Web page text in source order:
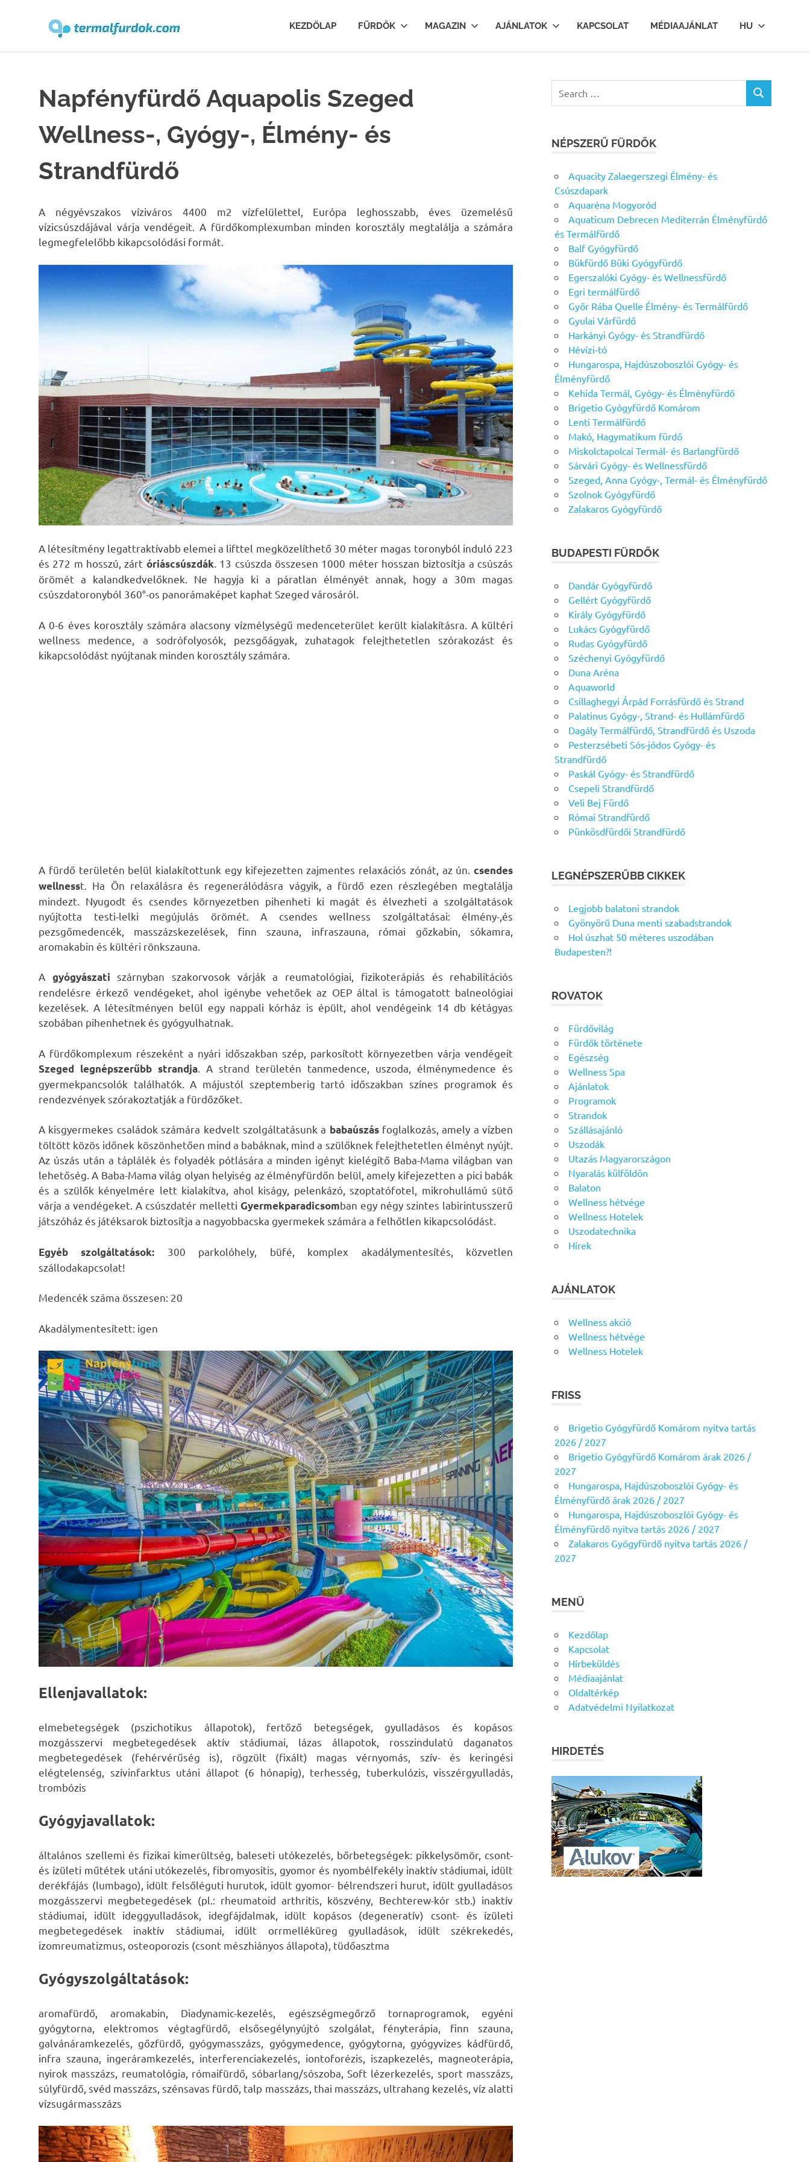
Termalfurdok.com
KEZDŐLAP FÜRDŐK MAGAZIN AJÁNLATOK KAPCSOLAT MÉDIAAJÁNLAT HU
Napfényfürdő Aquapolis Szeged
Wellness-, Gyógy-, Élmény- és
Strandfürdő
A négyévszakos víziváros 4400 m2 vízfelülettel, Európa leghosszabb, éves üzemelésű
vízicsúszdájával várja vendégeit. A fürdőkomplexumban minden korosztály megtalálja a számára
legmegfelelőbb kikapcsolódási formát.
A létesítmény legattraktívabb elemei a lifttel megközelíthető 30 méter magas toronyból induló 223
és 272 m hosszú, zárt óriáscsúszdák. 13 csúszda összesen 1000 méter hosszan biztosítja a csúszás
örömét a kalandkedvelőknek. Ne hagyja ki a páratlan élményét annak, hogy a 30m magas
csúszdatoronyból 360°-os panorámaképet kaphat Szeged városáról.
A 0-6 éves korosztály számára alacsony vízmélységű medenceterület került kialakításra. A kültéri
wellness medence, a sodrófolyosók, pezsgőágyak, zuhatagok felejthetetlen szórakozást és
kikapcsolódást nyújtanak minden korosztály számára.
A fürdő területén belül kialakítottunk egy kifejezetten zajmentes relaxációs zónát, az ún.csendes
wellnesst. Ha Ön relaxálásra és regenerálódásra vágyik, a fürdő ezen részlegében megtalálja
mindezt. Nyugodt és csendes környezetben pihenheti ki magát és élvezheti a szolgáltatások
nyújtotta testi-lelki megújulás örömét. A csendes wellness szolgáltatásai: élmény-,és
pezsgőmedencék, masszázskezelések, finn szauna, infraszauna, római gőzkabin, sókamra,
aromakabin és kültéri rönkszauna.
A gyógyászati szárnyban szakorvosok várják a reumatológiai, fizikoterápiás és rehabilitációs
rendelésre érkező vendégeket, ahol igénybe vehetőek az OEP által is támogatott balneológiai
kezelések. A létesítményen belül egy nappali kórház is épült, ahol vendégeink 14 db kétágyas
szobában pihenhetnek és gyógyulhatnak.
A fürdőkomplexum részeként a nyári időszakban szép, parkosított környezetben várja vendégeit
Szeged legnépszerűbb strandja . A strand területén tanmedence, uszoda, élménymedence és
gyermekpancsolók találhatók. A májustól szeptemberig tartó időszakban színes programok és
rendezvények szórakoztatják a fürdőzőket.
A kisgyermekes családok számára kedvelt szolgáltatásunk a babaúszásfoglalkozás, amely a vízben
töltött közös időnek köszönhetően mind a babáknak, mind a szülőknek felejthetetlen élményt nyújt.
Az úszás után a táplálék és folyadék pótlására a minden igényt kielégítő Baba-Mama világban van
lehetőség. A Baba-Mama világ olyan helyiség az élményfürdőn belül, amely kifejezetten a pici babák
és a szülők kényelmére lett kialakítva, ahol kiságy, pelenkázó, szoptatófotel, mikrohullámú sütő
várja a vendégeket. A csúszdatér melletti Gyermekparadicsomban egy négy szintes labirintusszerű
játszóház és játéksarok biztosítja a nagyobbacska gyermekek számára a felhőtlen kikapcsolódást.
Egyéb szolgáltatások: 300 parkolóhely, büfé, komplex akadálymentesítés, közvetlen
szállodakapcsolat!
Medencék száma összesen: 20
Akadálymentesített: igen
Ellenjavallatok:
elmebetegségek (pszichotikus állapotok), fertőző betegségek, gyulladásos és kopásos
mozgásszervi megbetegedések aktív stádiumai, lázas állapotok, rosszindulatú daganatos
megbetegedések (fehérvérűség is), rögzült (fixált) magas vérnyomás, szív- és keringési
elégtelenség, szívinfarktus utáni állapot (6 hónapig), terhesség, tuberkulózis, visszérgyulladás,
trombózis
Gyógyjavallatok:
általános szellemi és fizikai kimerültség, baleseti utókezelés, bőrbetegségek: pikkelysömör, csont-
és ízületi műtétek utáni utókezelés, fibromyositis, gyomor és nyombélfekély inaktív stádiumai, idült
derékfájás (lumbago), idült felsőléguti hurutok, idült gyomor- bélrendszeri hurut, idült gyulladásos
mozgásszervi megbetegedések (pl.: rheumatoid arthritis, köszvény, Bechterew-kór stb.) inaktív
stádiumai, idült ideggyulladások, idegfájdalmak, idült kopásos (degeneratív) csont- és ízületi
megbetegedések inaktív stádiumai, idült orrmelléküreg gyulladások, idült székrekedés,
izomreumatizmus, osteoporozis (csont mészhiányos állapota), tüdőasztma
Gyógyszolgáltatások:
aromafürdő, aromakabin, Diadynamic-kezelés, egészségmegőrző tornaprogramok, egyéni
gyógytorna, elektromos végtagfürdő, elsősegélynyújtó szolgálat, fényterápia, finn szauna,
galvánáramkezelés, gőzfürdő, gyógymasszázs, gyógymedence, gyógytorna, gyógyvizes kádfürdő,
infra szauna, ingeráramkezelés, interferenciakezelés, iontoforézis, iszapkezelés, magneoterápia,
nyirok masszázs, reumatológia, rómaifürdő, sóbarlang/sószoba, Soft lézerkezelés, sport masszázs,
súlyfürdő, svéd masszázs, szénsavas fürdő, talp masszázs, thai masszázs, ultrahang kezelés, víz alatti
vízsugármasszázs
for:
SEARCH
NÉPSZERŰ FÜRDŐK
Aquacity Zalaegerszegi Élmény- és
Csúszdapark
Aquaréna Mogyoród
Aquaticum Debrecen Mediterrán Élményfürdő
és Termálfürdő
Balf Gyógyfürdő
Bükfürdő Büki Gyógyfürdő
Egerszalóki Gyógy- és Wellnessfürdő
Egri termálfürdő
Győr Rába Quelle Élmény- és Termálfürdő
Gyulai Várfürdő
Harkányi Gyógy- és Strandfürdő
Hévízi-tó
Hungarospa, Hajdúszoboszlói Gyógy- és
Élményfürdő
Kehida Termál, Gyógy- és Élményfürdő
Brigetio Gyógyfürdő Komárom
Lenti Termálfürdő
Makó, Hagymatikum fürdő
Miskolctapolcai Termál- és Barlangfürdő
Sárvári Gyógy- és Wellnessfürdő
Szeged, Anna Gyógy-, Termál- és Élményfürdő
Szolnok Gyógyfürdő
Zalakaros Gyógyfürdő
BUDAPESTI FÜRDŐK
Dandár Gyógyfürdő
Gellért Gyógyfürdő
Király Gyógyfürdő
Lukács Gyógyfürdő
Rudas Gyógyfürdő
Széchenyi Gyógyfürdő
Duna Aréna
Aquaworld
Csillaghegyi Árpád Forrásfürdő és Strand
Palatinus Gyógy-, Strand- és Hullámfürdő
Dagály Termálfürdő, Strandfürdő és Uszoda
Pesterzsébeti Sós-jódos Gyógy- és
Strandfürdő
Paskál Gyógy- és Strandfürdő
Csepeli Strandfürdő
Veli Bej Fürdő
Római Strandfürdő
Pünkösdfürdői Strandfürdő
LEGNÉPSZERŰBB CIKKEK
Legjobb balatoni strandok
Gyönyörű Duna menti szabadstrandok
Hol úszhat 50 méteres uszodában
Budapesten?!
ROVATOK
Fürdővilág
Fürdők története
Egészség
Wellness Spa
Ajánlatok
Programok
Strandok
Szállásajánló
Uszodák
Utazás Magyarországon
Nyaralás külföldön
Balaton
Wellness hétvége
Wellness Hotelek
Uszodatechnika
Hírek
AJÁNLATOK
Wellness akció
Wellness hétvége
Wellness Hotelek
FRISS
Brigetio Gyógyfürdő Komárom nyitva tartás
2026 / 2027
Brigetio Gyógyfürdő Komárom árak 2026 /
2027
Hungarospa, Hajdúszoboszlói Gyógy- és
Élményfürdő árak 2026 / 2027
Hungarospa, Hajdúszoboszlói Gyógy- és
Élményfürdő nyitva tartás 2026 / 2027
Zalakaros Gyógyfürdő nyitva tartás 2026 /
2027
MENÜ
Kezdőlap
Kapcsolat
Hírbeküldés
Médiaajánlat
Oldaltérkép
Adatvédelmi Nyilatkozat
HIRDETÉS